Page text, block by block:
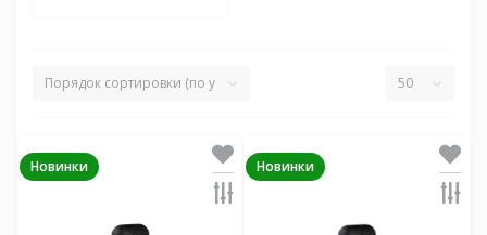
Новинки Новинки